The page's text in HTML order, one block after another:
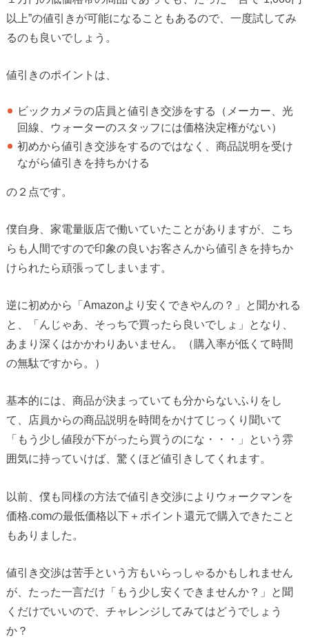
以上”の値引きが可能になることもあるので、一度試してみ
るのも良いでしょう。
値引きのポイントは、
ビックカメラの店員と値引き交渉をする（メーカー、光
回線、ウォーターのスタッフには価格決定権がない）
初めから値引き交渉をするのではなく、商品説明を受け
ながら値引きを持ちかける
の２点です。
僕自身、家電量販店で働いていたことがありますが、こち
らも人間ですので印象の良いお客さんから値引きを持ちか
けられたら頑張ってしまいます。
逆に初めから「Amazonより安くできやんの？」と聞かれる
と、「んじゃあ、そっちで買ったら良いでしょ」となり、
あまり深くはかかわりあいません。（購入率が低くて時間
の無駄ですから。）
基本的には、商品が決まっていても分からないふりをし
て、店員からの商品説明を時間をかけてじっくり聞いて
「もう少し値段が下がったら買うのにな・・・」という雰
囲気に持っていけば、驚くほど値引きしてくれます。
以前、僕も同様の方法で値引き交渉によりウォークマンを
価格.comの最低価格以下＋ポイント還元で購入できたこと
もありました。
値引き交渉は苦手という方もいらっしゃるかもしれません
が、たった一言だけ「もう少し安くできませんか？」と聞
くだけでいいので、チャレンジしてみてはどうでしょう
か？